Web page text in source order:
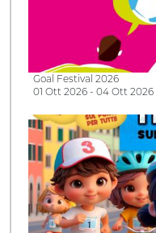
Goal Festival 2026
01 Ott 2026 - 04 Ott 2026